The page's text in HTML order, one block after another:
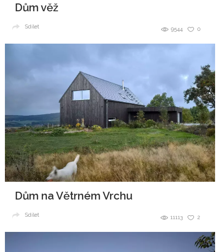
Dům věž
0
9544
Sdílet
Dům na Větrném Vrchu
2
11113
Sdílet